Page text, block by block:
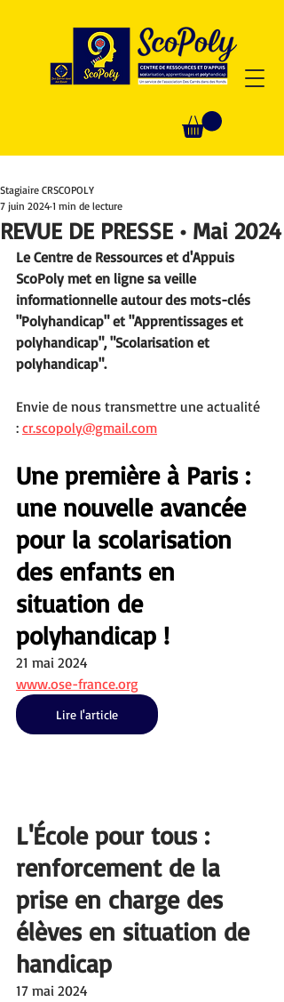
REVUE DE PRESSE • Mai 2024
Stagiaire CRSCOPOLY
7 juin 2024 1 min de lecture
Le Centre de Ressources et d'Appuis
ScoPoly met en ligne sa veille
informationnelle autour des mots-clés
"Polyhandicap" et "Apprentissages et
polyhandicap", "Scolarisation et
polyhandicap".
Envie de nous transmettre une actualité
: cr.scopoly@gmail.com
Une première à Paris :
une nouvelle avancée
pour la scolarisation
des enfants en
situation de
polyhandicap !
21 mai 2024
www.ose-france.org
Lire l'article
L'École pour tous :
renforcement de la
prise en charge des
élèves en situation de
handicap
17 mai 2024